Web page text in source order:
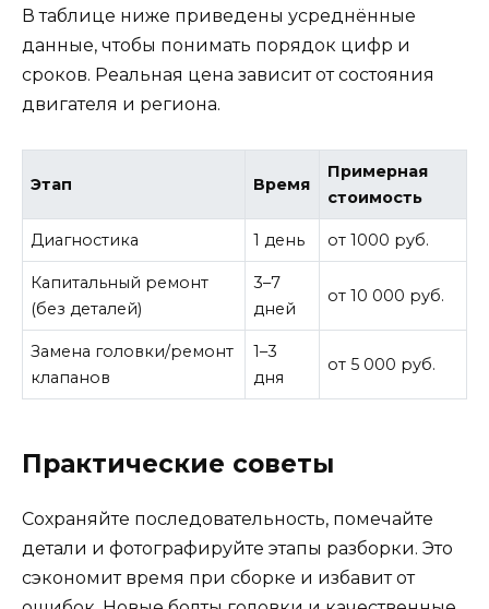
В таблице ниже приведены усреднённые
данные, чтобы понимать порядок цифр и
сроков. Реальная цена зависит от состояния
двигателя и региона.
Этап Время
Примерная
стоимость
Диагностика 1 день от 1000 руб.
Капитальный ремонт
(без деталей)
3–7
дней
от 10 000 руб.
Замена головки/ремонт
клапанов
1–3
дня
от 5 000 руб.
Практические советы
Сохраняйте последовательность, помечайте
детали и фотографируйте этапы разборки. Это
сэкономит время при сборке и избавит от